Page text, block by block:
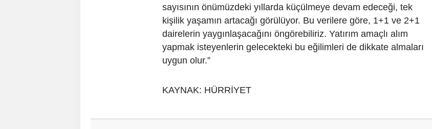
sayısının önümüzdeki yıllarda küçülmeye devam edeceği, tek
kişilik yaşamın artacağı görülüyor. Bu verilere göre, 1+1 ve 2+1
dairelerin yaygınlaşacağını öngörebiliriz. Yatırım amaçlı alım
yapmak isteyenlerin gelecekteki bu eğilimleri de dikkate almaları
uygun olur.”
KAYNAK: HÜRRİYET